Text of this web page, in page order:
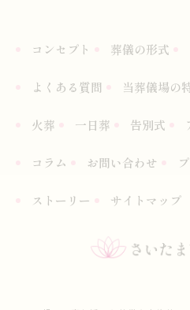
コンセプト 葬儀の形式
よくある質問 当葬儀場の
火葬 一日葬 告別式
コラム お問い合わせ
ストーリー サイトマップ